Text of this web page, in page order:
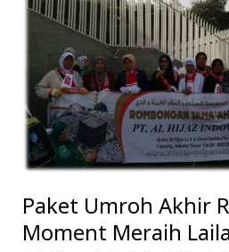
Paket Umroh Akhir
Moment Meraih
Moment
Meraih
Lailatul
Qadar